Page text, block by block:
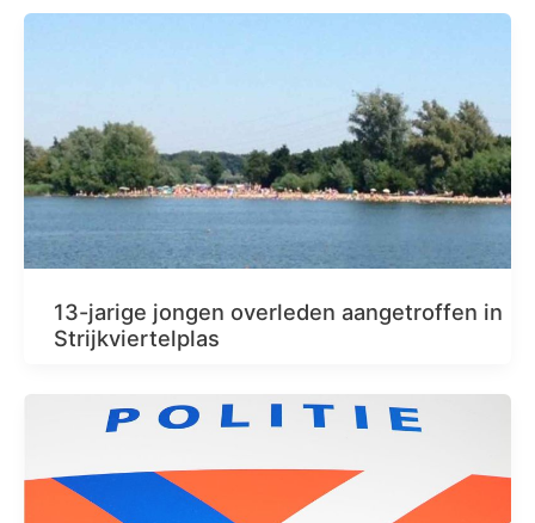
13-jarige jongen overleden aangetroffen in
Strijkviertelplas